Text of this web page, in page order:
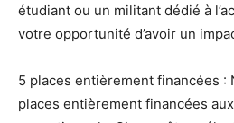
étudiant ou un militant dédié à
votre opportunité d’avoir un
5 places entièrement financées :
places entièrement financées